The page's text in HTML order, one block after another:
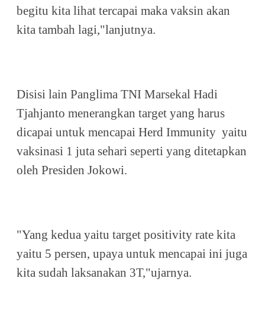
begitu kita lihat tercapai maka vaksin akan
kita tambah lagi,"lanjutnya.
Disisi lain Panglima TNI Marsekal Hadi
Tjahjanto menerangkan target yang harus
dicapai untuk mencapai Herd Immunity yaitu
vaksinasi 1 juta sehari seperti yang ditetapkan
oleh Presiden Jokowi.
"Yang kedua yaitu target positivity rate kita
yaitu 5 persen, upaya untuk mencapai ini juga
kita sudah laksanakan 3T,"ujarnya.